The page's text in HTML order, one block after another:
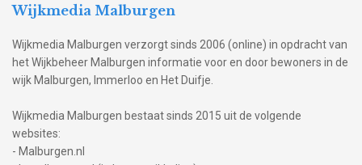
Wijkmedia Malburgen
Wijkmedia Malburgen verzorgt sinds 2006 (online) in opdracht van
het Wijkbeheer Malburgen informatie voor en door bewoners in de
wijk Malburgen, Immerloo en Het Duifje.
Wijkmedia Malburgen bestaat sinds 2015 uit de volgende
websites:
- Malburgen.nl